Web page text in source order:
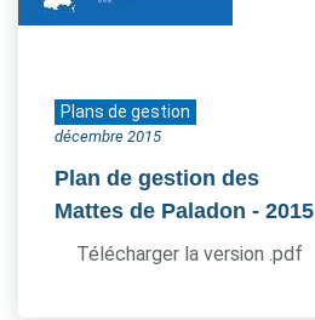
Plans de gestion
décembre 2015
Plan de gestion des
Mattes de Paladon - 2015
Télécharger la version .pdf